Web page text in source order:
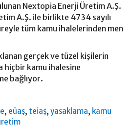
Nextopia Enerji Üretim A.Ş.
A.Ş. ile birlikte 4734 sayılı
tüm kamu ihalelerinden men
gerçek ve tüzel kişilerin
hiçbir kamu ihalesine
bağlıyor.
, eüaş, teiaş,yasaklama, kamu